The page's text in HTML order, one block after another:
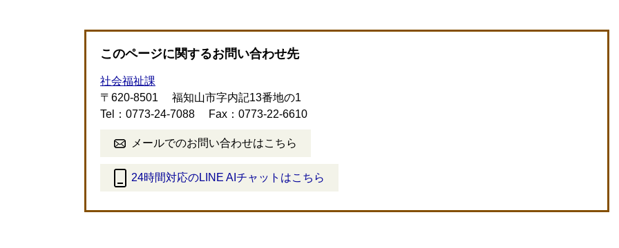
このページに関するお問い合わせ先
社会福祉課
〒620-8501
福知山市字内記13番地の1
Tel：0773-24-7088
Fax：0773-22-6610
メールでのお問い合わせはこちら
24時間対応のLINE AIチャットはこちら
外